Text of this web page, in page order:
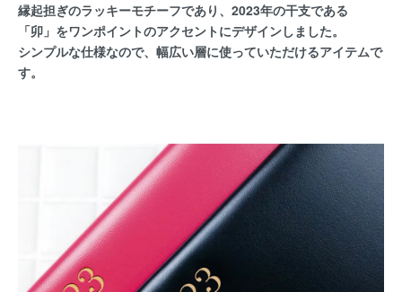
縁起担ぎのラッキーモチーフであり、2023年の干支である
「卯」をワンポイントのアクセントにデザインしました。
シンプルな仕様なので、幅広い層に使っていただけるアイテムで
す。